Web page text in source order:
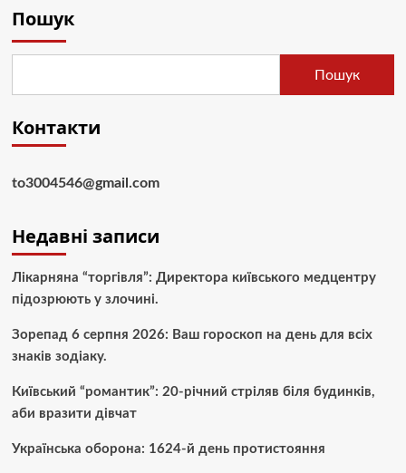
Пошук
Пошук
Контакти
to3004546@gmail.com
Недавні записи
Лікарняна “торгівля”: Директора київського медцентру
підозрюють у злочині.
Зорепад 6 серпня 2026: Ваш гороскоп на день для всіх
знаків зодіаку.
Київський “романтик”: 20-річний стріляв біля будинків,
аби вразити дівчат
Українська оборона: 1624-й день протистояння